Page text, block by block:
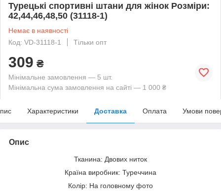
Турецькі спортивні штани для жінок Розміри:
42,44,46,48,50 (31118-1)
Немає в наявності
Код: VD-31118-1
Тільки опт
309 ₴
Мінімальне замовлення — 5 шт.
Мінімальна сума замовлення на сайті — 1 000 ₴
Характеристики Доставка Оплата Умови
Опис
Тканина: Двових ниток
Країна виробник: Туреччина
Колір: На головному фото